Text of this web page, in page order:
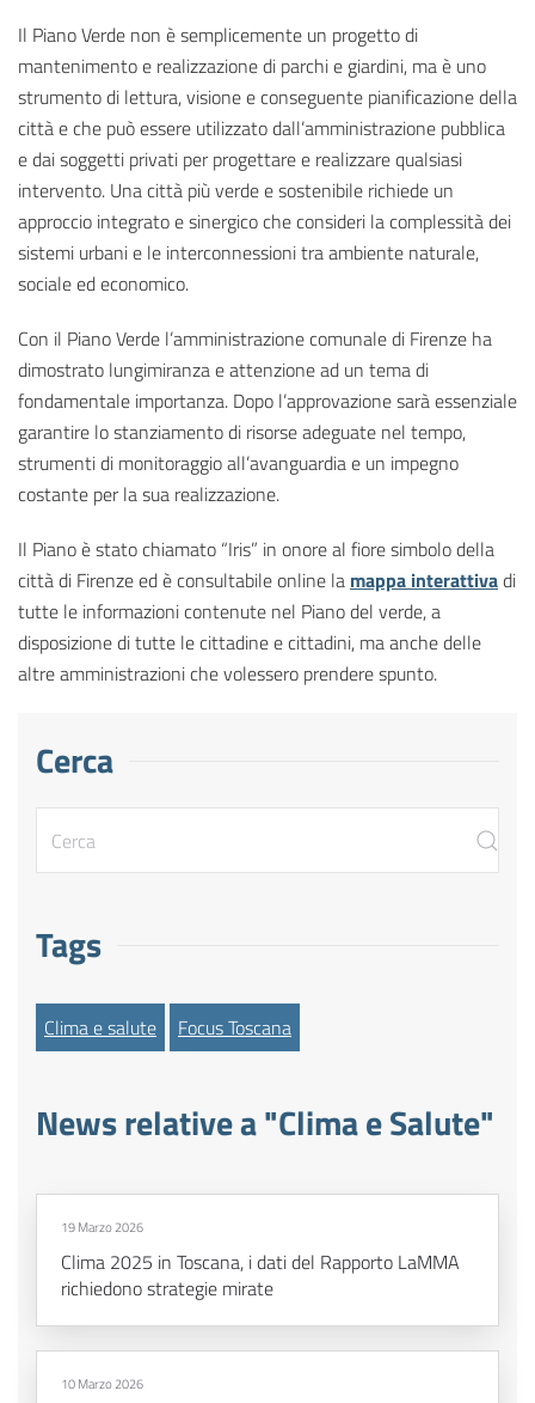
Il Piano Verde non è semplicemente un progetto di
mantenimento e realizzazione di parchi e giardini, ma è uno
strumento di lettura, visione e conseguente pianificazione della
città e che può essere utilizzato dall’amministrazione pubblica
e dai soggetti privati per progettare e realizzare qualsiasi
intervento. Una città più verde e sostenibile richiede un
approccio integrato e sinergico che consideri la complessità dei
sistemi urbani e le interconnessioni tra ambiente naturale,
sociale ed economico.
Con il Piano Verde l’amministrazione comunale di Firenze ha
dimostrato lungimiranza e attenzione ad un tema di
fondamentale importanza. Dopo l’approvazione sarà essenziale
garantire lo stanziamento di risorse adeguate nel tempo,
strumenti di monitoraggio all’avanguardia e un impegno
costante per la sua realizzazione.
Il Piano è stato chiamato “Iris” in onore al fiore simbolo della
città di Firenze ed è consultabile online la mappa interattivadi
tutte le informazioni contenute nel Piano del verde, a
disposizione di tutte le cittadine e cittadini, ma anche delle
altre amministrazioni che volessero prendere spunto.
Cerca
Tags
Clima e salute Focus Toscana
News relative a "Clima e Salute"
19 Marzo 2026
Clima 2025 in Toscana, i dati del Rapporto LaMMA
richiedono strategie mirate
10 Marzo 2026